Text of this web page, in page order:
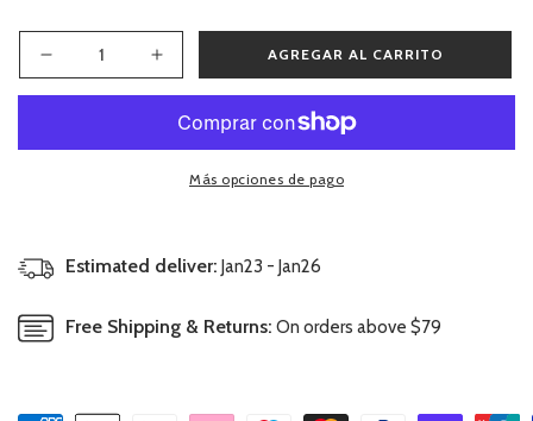
Reducir
cantidad
Aumentar
cantidad
para
Camisa
Copito
AGREGAR AL CARRITO
Más opciones de pago
Estimated deliver: Jan23 - Jan26
Free Shipping & Returns: On orders above $79